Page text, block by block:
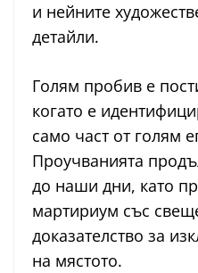
и нейните
детайли.
Голям пробив е
когато е
само част от голям
Проучванията
до наши дни, като
мартириум със
доказателство за
на мястото.